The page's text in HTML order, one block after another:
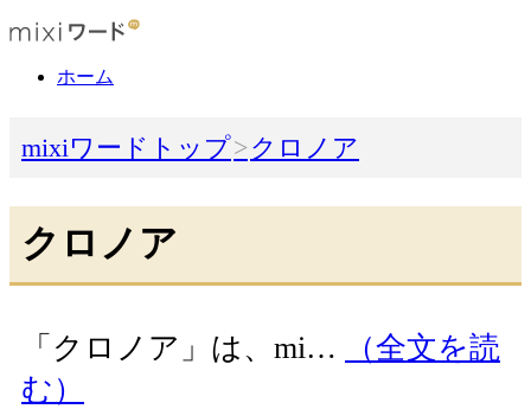
ホーム
mixiワードトップ クロノア
クロノア
「クロノア」は、mi…
（全文を読
む）